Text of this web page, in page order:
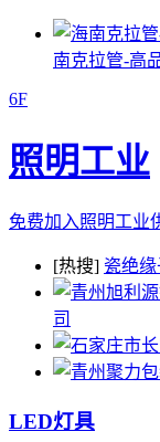
南克拉管-高
6F
照明工业
免费加入照明工业
[热搜] 瓷绝缘
司
LED灯具